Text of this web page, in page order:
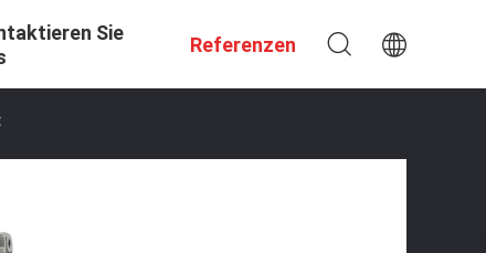
Sie
Referenzen